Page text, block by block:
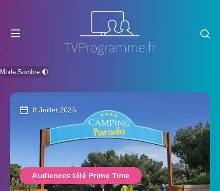
Mode Sombre 🌓
8 Juillet 2025
Audiences télé Prime Time